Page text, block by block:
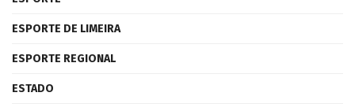
ESPORTE DE LIMEIRA
ESPORTE REGIONAL
ESTADO